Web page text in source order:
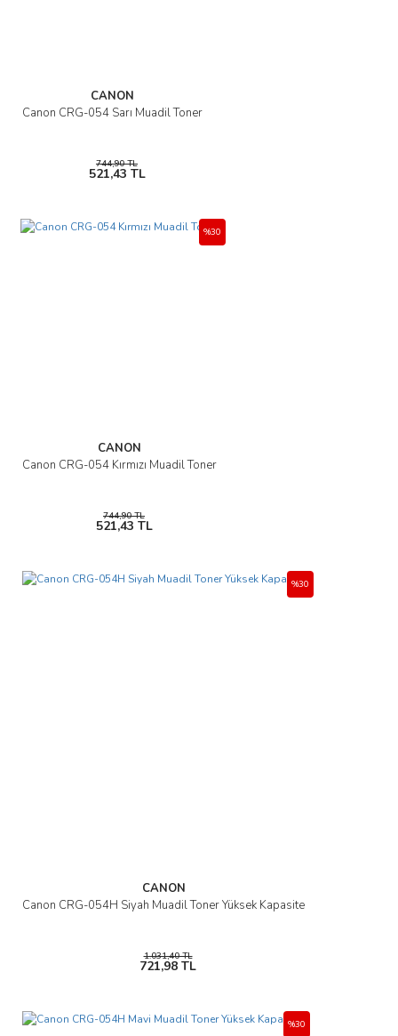
CANON
Canon CRG-054 Sarı Muadil Toner
744,90 TL
521,43 TL
CANON
Canon CRG-054 Kırmızı Muadil Toner
%30
744,90 TL
521,43 TL
CANON
Canon CRG-054H Siyah Muadil Toner Yüksek Kapasite
%30
1.031,40 TL
721,98 TL
%30